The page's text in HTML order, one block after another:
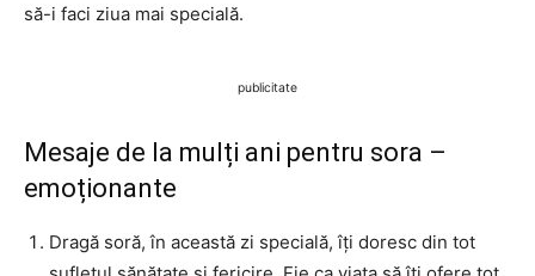
să-i faci ziua mai specială.
publicitate
Mesaje de la mulți ani pentru sora –
emoționante
Dragă soră, în această zi specială, îți doresc din tot